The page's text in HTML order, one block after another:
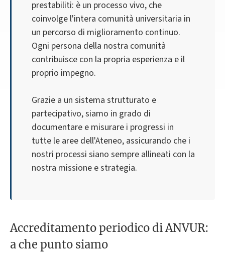
prestabiliti: è un processo vivo, che
coinvolge l'intera comunità universitaria in
un percorso di miglioramento continuo.
Ogni persona della nostra comunità
contribuisce con la propria esperienza e il
proprio impegno.
Grazie a un sistema strutturato e
partecipativo, siamo in grado di
documentare e misurare i progressi in
tutte le aree dell'Ateneo, assicurando che i
nostri processi siano sempre allineati con la
nostra missione e strategia.
Accreditamento periodico di ANVUR:
a che punto siamo